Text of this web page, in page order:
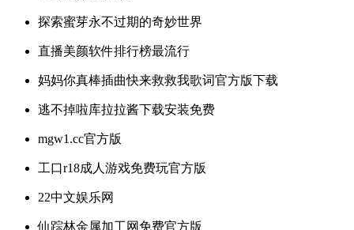
探索蜜芽永不过期的奇妙世界
直播美颜软件排行榜最流行
妈妈你真棒插曲快来救救我歌词官方版下载
逃不掉啦库拉拉酱下载安装免费
mgw1.cc官方版
工口r18成人游戏免费玩官方版
22中文娱乐网
仙踪林金属加工网免费官方版